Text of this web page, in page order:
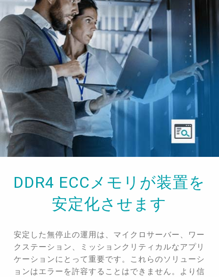
DDR4 ECCメモリが装置を
安定化させます
安定した無停止の運用は、マイクロサーバー、ワー
クステーション、ミッションクリティカルなアプリ
ケーションにとって重要です。これらのソリューシ
ョンはエラーを許容することはできません。より信